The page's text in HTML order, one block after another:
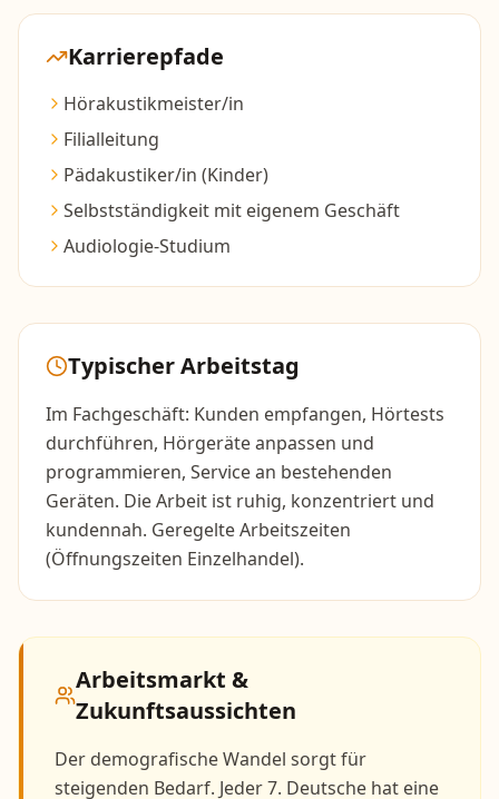
Karrierepfade
Hörakustikmeister/in
Filialleitung
Pädakustiker/in (Kinder)
Selbstständigkeit mit eigenem Geschäft
Audiologie-Studium
Typischer Arbeitstag
Im Fachgeschäft: Kunden empfangen, Hörtests
durchführen, Hörgeräte anpassen und
programmieren, Service an bestehenden
Geräten. Die Arbeit ist ruhig, konzentriert und
kundennah. Geregelte Arbeitszeiten
(Öffnungszeiten Einzelhandel).
Arbeitsmarkt &
Zukunftsaussichten
Der demografische Wandel sorgt für
steigenden Bedarf. Jeder 7. Deutsche hat eine